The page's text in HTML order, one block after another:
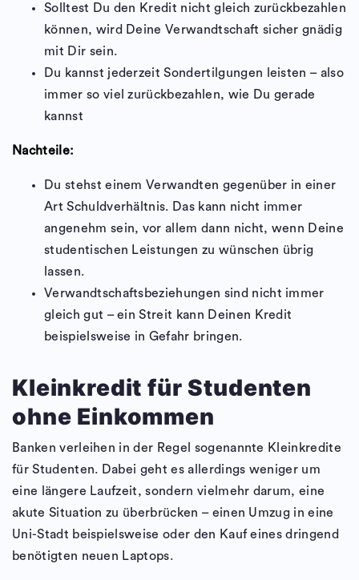
Solltest Du den Kredit nicht gleich zurückbezahlen
können, wird Deine Verwandtschaft sicher gnädig
mit Dir sein.
Du kannst jederzeit Sondertilgungen leisten – also
immer so viel zurückbezahlen, wie Du gerade
kannst
Nachteile:
Du stehst einem Verwandten gegenüber in einer
Art Schuldverhältnis. Das kann nicht immer
angenehm sein, vor allem dann nicht, wenn Deine
studentischen Leistungen zu wünschen übrig
lassen.
Verwandtschaftsbeziehungen sind nicht immer
gleich gut – ein Streit kann Deinen Kredit
beispielsweise in Gefahr bringen.
Kleinkredit für Studenten
ohne Einkommen
Banken verleihen in der Regel sogenannte Kleinkredite
für Studenten. Dabei geht es allerdings weniger um
eine längere Laufzeit, sondern vielmehr darum, eine
akute Situation zu überbrücken – einen Umzug in eine
Uni-Stadt beispielsweise oder den Kauf eines dringend
benötigten neuen Laptops.